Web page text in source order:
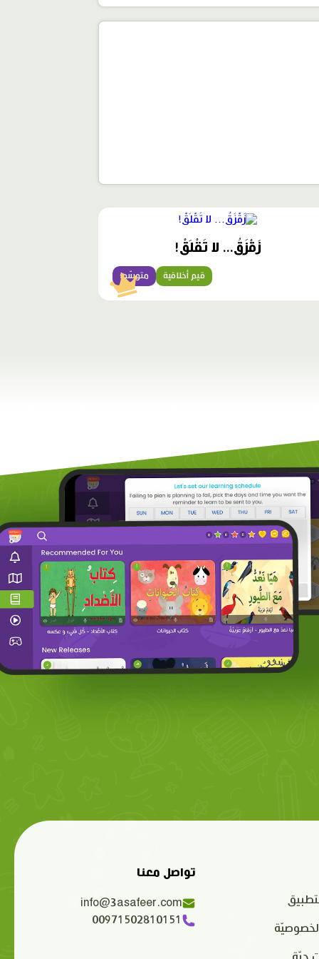
محتوى
زَقْزَقُ... لا تَقْلَقْ!
متوسّط قيم أخلاقية
تواصل معنا
info@3asafeer.com
00971502810151